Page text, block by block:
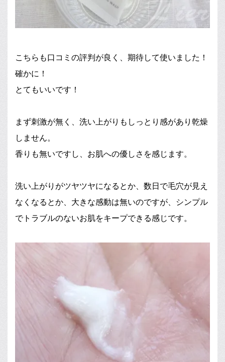
こちらも口コミの評判が良く、期待して使いました！
確かに！
とてもいいです！
まず刺激が無く、洗い上がりもしっとり感があり乾燥
しません。
香りも無いですし、お肌への優しさを感じます。
洗い上がりがツヤツヤになるとか、数日で毛穴が見え
なくなるとか、大きな感動は無いのですが、シンプル
でトラブルのないお肌をキープできる感じです。